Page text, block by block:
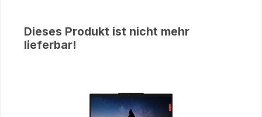
Dieses Produkt ist nicht mehr
lieferbar!